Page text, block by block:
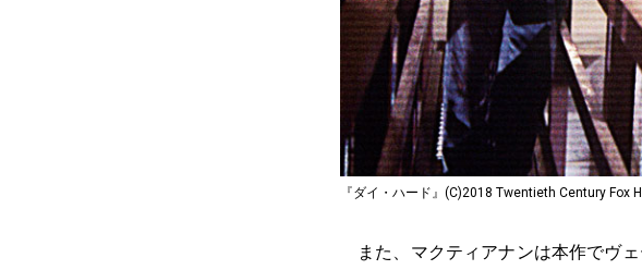
『ダイ・ハード』(C)2018 Twentieth Century Fox
また、マクティアナンは本作でヴ